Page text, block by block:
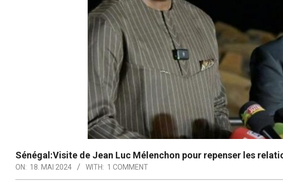
Sénégal:Visite de Jean Luc Mélenchon pour repenser les
ON: 18. MAI 2024 WITH: 1 COMMENT